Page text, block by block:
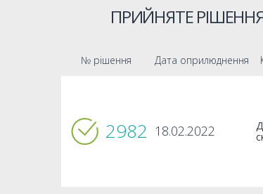
ПРИЙНЯТЕ
№ рішення Дата оприлюднення
2982 18.02.2022